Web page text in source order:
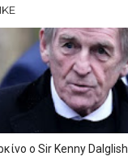
ο Sir Kenny Dalglish